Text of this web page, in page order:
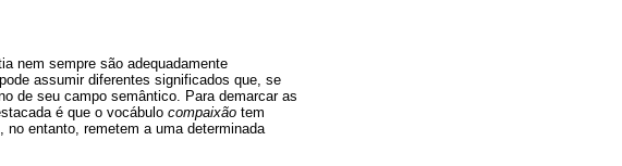
nem sempre são adequadamente
assumir diferentes significados que, se
de seu campo semântico. Para demarcar as
é que o vocábulo compaixão tem
entanto, remetem a uma determinada